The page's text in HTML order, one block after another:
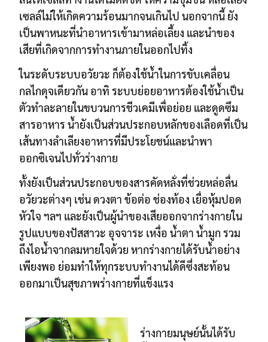
เซลล์ไม่ให้เกิดความร้อนมากจนเกินไป นอกจากนี้ ยัง
เป็นพาหนะที่นำอาหารเข้ามาหล่อเลี้ยง และนำของ
เสียที่เกิดจากการทำงานภายในออกไปทิ้ง
ในระดับระบบอวัยวะ ก็ต้องใช้น้ำในการขับเคลื่อน
กลไกดุจเดียวกัน อาทิระบบย่อยอาหารต้องใช้น้ำเป็น
ตัวทำละลายในขบวนการชีวเคมีเพื่อย่อย และดูดซึม
สารอาหารน้ำยังเป็นส่วนประกอบหลักของเลือดที่เป็น
เส้นทางลำเลียงอาหารที่มีประโยชน์และนำพา
ออกซิเจนไปทั่วร่างกาย
ทั้งยังเป็นส่วนประกอบของสารคัดหลั่งที่ช่วยหล่อลื่น
อวัยวะต่างๆ เช่น ดวงตา ข้อต่อ ช่องท้อง เยื่อหุ้มปอด
หัวใจ ฯลฯ และยังเป็นผู้นำของเสียออกจากร่างกายใน
รูปแบบของปัสสาวะ อุจจาระ เหงื่อ น้ำตา น้ำมูกรวม
ถึงไอน้ำจากลมหายใจด้วย หากร่างกายได้รับน้ำอย่าง
เพียงพอ ย่อมทำให้ทุกระบบทำงานได้ดีซึ่งสะท้อน
ออกมาเป็นสุขภาพร่างกายที่แข็งแรง
ร่างกายมนุษย์นั้นได้รับ